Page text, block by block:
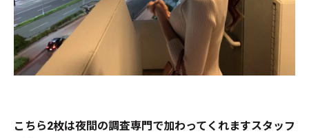
こちら2枚は夜間の調査専門で加わってくれますスタッフ